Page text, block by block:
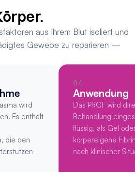
aus Ihrem Blut isoliert und
Gewebe zu reparieren —
wird
Es enthält
die den
04
Anwendung
Das PRGF wird
Behandlung
flüssig, als Gel
körpereigene
nach klinischer